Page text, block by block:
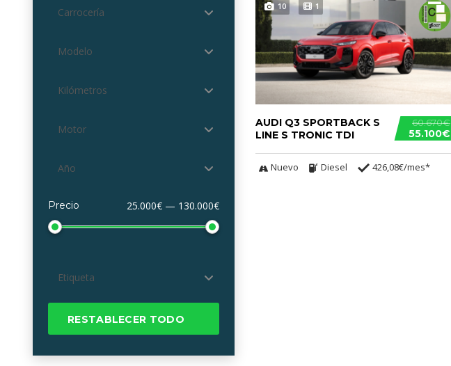
Carrocería
Modelo
Kilómetros
Motor
Año
Precio 25.000€ — 130.000€
Etiqueta
RESTABLECER TODO
10 1
60.670€
55.100€
AUDI Q3 SPORTBACK S
LINE S TRONIC TDI
Nuevo Diesel 426,08€/mes*